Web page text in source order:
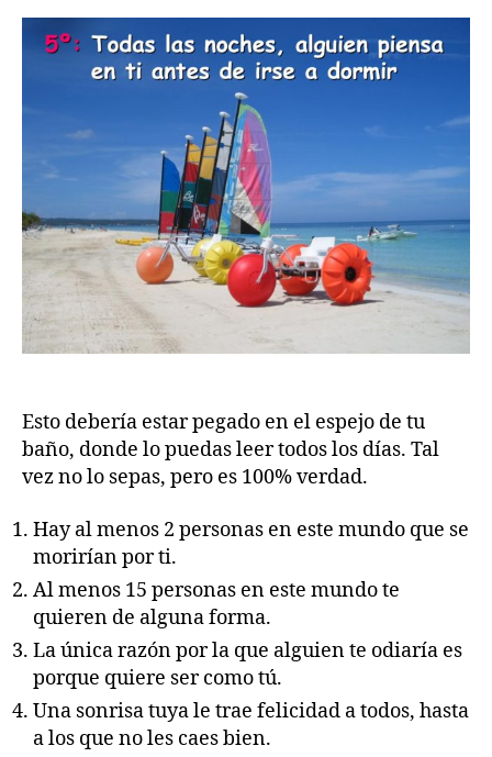
Esto debería estar pegado en el espejo de tu
baño, donde lo puedas leer todos los días. Tal
vez no lo sepas, pero es 100% verdad.
Hay al menos 2 personas en este mundo que se
morirían por ti.
Al menos 15 personas en este mundo te
quieren de alguna forma.
La única razón por la que alguien te odiaría es
porque quiere ser como tú.
Una sonrisa tuya le trae felicidad a todos, hasta
a los que no les caes bien.